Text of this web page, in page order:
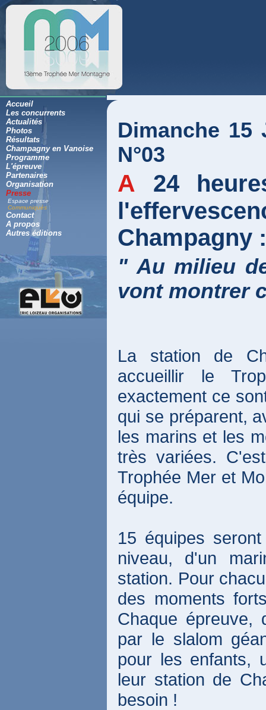
Accueil
Les concurrents
Actualités
Photos
Résultats
Champagny en Vanoise
Programme
L'épreuve
Partenaires
Organisation
Presse
Espace presse
Communiqués
Contact
A propos
Autres éditions
Dimanche 15
N°03
A 24 heures du début de l'épreuve,
Champagny :
" Au milieu
vont montrer
La station de
accueillir le
exactement ce
qui se préparent,
les marins et les
très variées.
Trophée Mer et
équipe.
15 équipes
niveau, d'un
station. Pour
des moments
Chaque épreuve,
par le slalom
pour les enfants,
leur station de
besoin !